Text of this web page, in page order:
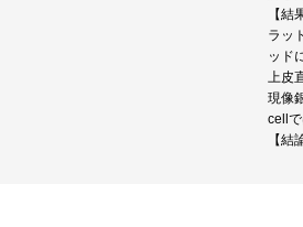
【結
ラッ
ッド
上皮
現像
cell
【